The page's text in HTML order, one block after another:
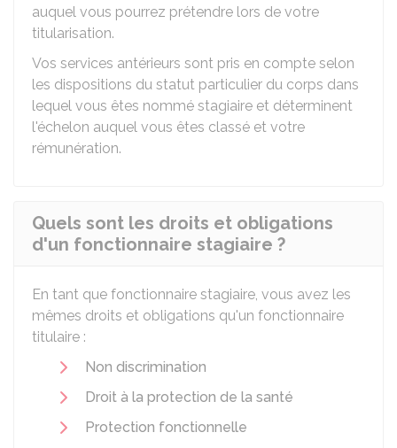
auquel vous pourrez prétendre lors de votre
titularisation.
Vos services antérieurs sont pris en compte selon
les dispositions du statut particulier du corps dans
lequel vous êtes nommé stagiaire et déterminent
l'échelon auquel vous êtes classé et votre
rémunération.
Quels sont les droits et obligations
d'un fonctionnaire stagiaire ?
En tant que fonctionnaire stagiaire, vous avez les
mêmes droits et obligations qu'un fonctionnaire
titulaire :
Non discrimination
Droit à la protection de la santé
Protection fonctionnelle